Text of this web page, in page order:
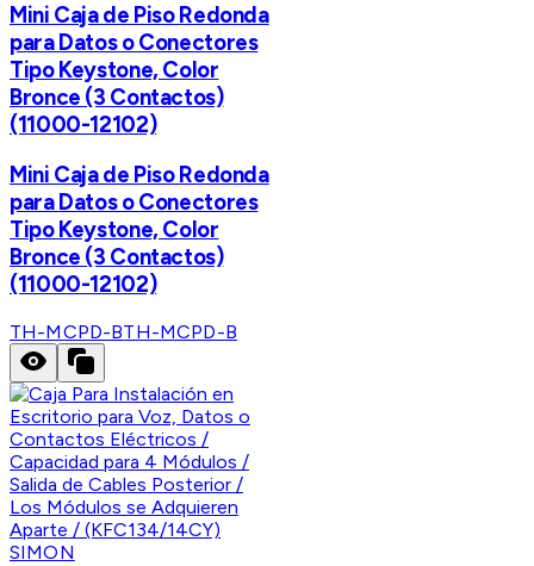
Mini Caja de Piso Redonda
para Datos o Conectores
Tipo Keystone, Color
Bronce (3 Contactos)
(11000-12102)
Mini Caja de Piso Redonda
para Datos o Conectores
Tipo Keystone, Color
Bronce (3 Contactos)
(11000-12102)
TH-MCPD-BTH-MCPD-B
SIMON